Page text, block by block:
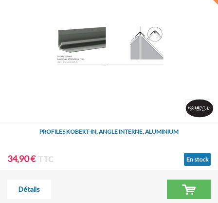
PROFILES KOBERT-IN, ANGLE INTERNE, ALUMINIUM
34,90 € TTC En stock
Détails